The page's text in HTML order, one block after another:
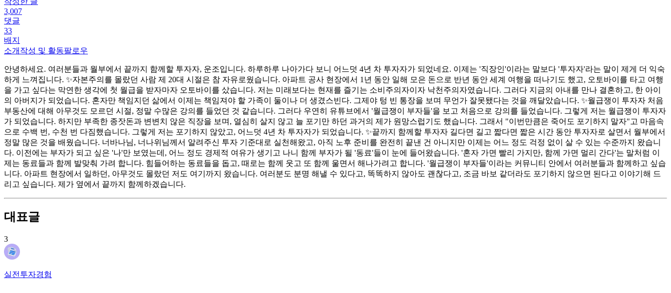
3,007
댓글
33
배지
소개 작성 및 활동팔로우
안녕하세요. 여러분들과 월부에서 끝까지 함께할 투자자, 운조입니다. 하루하루 나아가다 보니 어느덧 4년 차 투자자가 되었네요. 이제는 '직장인'이라는 말보다 '투자자'라는 말이 제게 더 익숙
하게 느껴집니다. ✨자본주의를 몰랐던 사람 제 20대 시절은 참 자유로웠습니다. 아파트 공사 현장에서 1년 동안 일해 모은 돈으로 반년 동안 세계 여행을 떠나기도 했고, 오토바이를 타고 여행
을 가고 싶다는 막연한 생각에 첫 월급을 받자마자 오토바이를 샀습니다. 저는 미래보다는 현재를 즐기는 소비주의자이자 낙천주의자였습니다. 그러다 지금의 아내를 만나 결혼하고, 한 아이
의 아버지가 되었습니다. 혼자만 책임지던 삶에서 이제는 책임져야 할 가족이 둘이나 더 생겼스빈다. 그제야 텅 빈 통장을 보며 무언가 잘못됐다는 것을 깨달았습니다. ✨월급쟁이 투자자 처음
부동산에 대해 아무것도 모르던 시절, 정말 수많은 강의를 들었던 것 같습니다. 그러다 우연히 유튜브에서 '월급쟁이 부자들'을 보고 처음으로 강의를 들었습니다. 그렇게 저는 월급쟁이 투자자
가 되었습니다. 하지만 부족한 종잣돈과 변변치 않은 직장을 보며, 열심히 살지 않고 늘 포기만 하던 과거의 제가 원망스럽기도 했습니다. 그래서 "이번만큼은 죽어도 포기하지 말자"고 마음속
으로 수백 번, 수천 번 다짐했습니다. 그렇게 저는 포기하지 않았고, 어느덧 4년 차 투자자가 되었습니다. ✨끝까지 함께할 투자자 길다면 길고 짧다면 짧은 시간 동안 투자자로 살면서 월부에서
정말 많은 것을 배웠습니다. 너바나님, 너나위님께서 알려주신 투자 기준대로 실천해왔고, 아직 노후 준비를 완전히 끝낸 건 아니지만 이제는 어느 정도 걱정 없이 살 수 있는 수준까지 왔습니
다. 이전에는 부자가 되고 싶은 '나'만 보였는데, 어느 정도 경제적 여유가 생기고 나니 함께 부자가 될 '동료'들이 눈에 들어왔습니다. '혼자 가면 빨리 가지만, 함께 가면 멀리 간다'는 말처럼 이
제는 동료들과 함께 발맞춰 가려 합니다. 힘들어하는 동료들을 돕고, 때로는 함께 웃고 또 함께 울면서 해나가려고 합니다. '월급쟁이 부자들'이라는 커뮤니티 안에서 여러분들과 함께하고 싶습
니다. 아파트 현장에서 일하던, 아무것도 몰랐던 저도 여기까지 왔습니다. 여러분도 분명 해낼 수 있다고, 똑똑하지 않아도 괜찮다고, 조금 바보 같더라도 포기하지 않으면 된다고 이야기해 드
리고 싶습니다. 제가 옆에서 끝까지 함께하겠습니다.
대표글
3
실전투자경험